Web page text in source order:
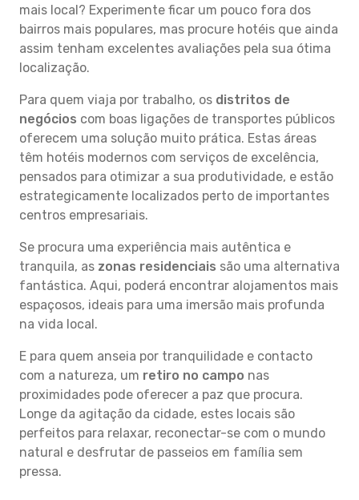
mais local? Experimente ficar um pouco fora dos
bairros mais populares, mas procure hotéis que ainda
assim tenham excelentes avaliações pela sua ótima
localização.
Para quem viaja por trabalho, os distritos de
negócios com boas ligações de transportes públicos
oferecem uma solução muito prática. Estas áreas
têm hotéis modernos com serviços de excelência,
pensados para otimizar a sua produtividade, e estão
estrategicamente localizados perto de importantes
centros empresariais.
Se procura uma experiência mais autêntica e
tranquila, as zonas residenciais são uma alternativa
fantástica. Aqui, poderá encontrar alojamentos mais
espaçosos, ideais para uma imersão mais profunda
na vida local.
E para quem anseia por tranquilidade e contacto
com a natureza, um retiro no campo nas
proximidades pode oferecer a paz que procura.
Longe da agitação da cidade, estes locais são
perfeitos para relaxar, reconectar-se com o mundo
natural e desfrutar de passeios em família sem
pressa.